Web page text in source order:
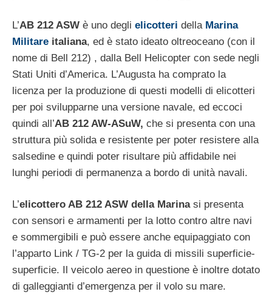
L’AB 212 ASW è uno degli elicotteri dellaMarina
Militare italiana, ed è stato ideato oltreoceano (con il
nome di Bell 212) , dalla Bell Helicopter con sede negli
Stati Uniti d’America. L’Augusta ha comprato la
licenza per la produzione di questi modelli di elicotteri
per poi svilupparne una versione navale, ed eccoci
quindi all’AB 212 AW-ASuW, che si presenta con una
struttura più solida e resistente per poter resistere alla
salsedine e quindi poter risultare più affidabile nei
lunghi periodi di permanenza a bordo di unità navali.
L’elicottero AB 212 ASW della Marinasi presenta
con sensori e armamenti per la lotto contro altre navi
e sommergibili e può essere anche equipaggiato con
l’apparto Link / TG-2 per la guida di missili superficie-
superficie. Il veicolo aereo in questione è inoltre dotato
di galleggianti d’emergenza per il volo su mare.